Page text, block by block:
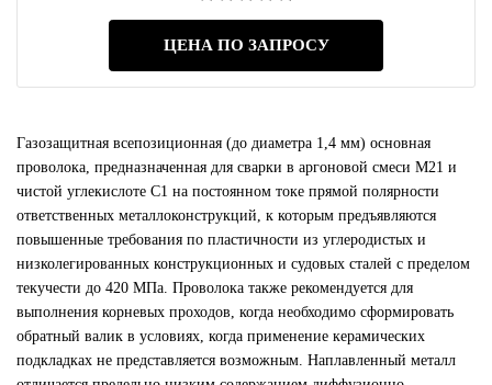
ЦЕНА ПО ЗАПРОСУ
Газозащитная всепозиционная (до диаметра 1,4 мм) основная
проволока, предназначенная для сварки в аргоновой смеси М21 и
чистой углекислоте С1 на постоянном токе прямой полярности
ответственных металлоконструкций, к которым предъявляются
повышенные требования по пластичности из углеродистых и
низколегированных конструкционных и судовых сталей с пределом
текучести до 420 МПа. Проволока также рекомендуется для
выполнения корневых проходов, когда необходимо сформировать
обратный валик в условиях, когда применение керамических
подкладках не представляется возможным. Наплавленный металл